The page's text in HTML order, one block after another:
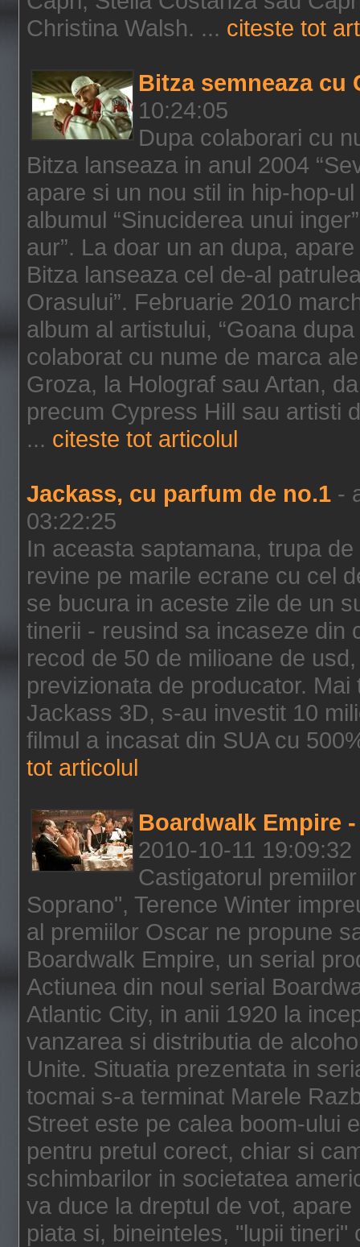
Christina Walsh. ... citeste tot
Bitza semneaza cu
10:24:05
Dupa colaborari cu
Bitza lanseaza in anul 2004
apare si un nou stil in hip-hop-
albumul “Sinuciderea unui
aur”. La doar un an dupa,
Bitza lanseaza cel de-al
Orasului”. Februarie 2010
album al artistului, “Goana
colaborat cu nume de marca
Groza, la Holograf sau Artan,
precum Cypress Hill sau artisti
... citeste tot articolul
Jackass, cu parfum de no.1 -
03:22:25
In aceasta saptamana, trupa
revine pe marile ecrane cu cel
se bucura in aceste zile de un
tinerii - reusind sa incaseze din
recod de 50 de milioane de
previzionata de producator.
Jackass 3D, s-au investit 10
filmul a incasat din SUA cu
tot articolul
Boardwalk Empire
2010-10-11 19:09:32
Castigatorul
Soprano", Terence Winter
al premiilor Oscar ne propune
Boardwalk Empire, un serial
Actiunea din noul serial
Atlantic City, in anii 1920 la
vanzarea si distributia de
Unite. Situatia prezentata in
tocmai s-a terminat Marele
Street este pe calea boom-ului
pentru pretul corect, chiar si
schimbarilor in societatea
va duce la dreptul de vot,
piata si, bineinteles, "lupii